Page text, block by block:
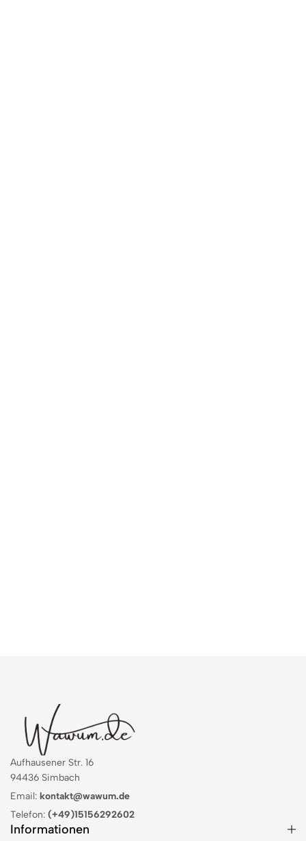
Aufhausener Str. 16
94436 Simbach
Email: kontakt@wawum.de
Telefon: (+49)15156292602
Informationen